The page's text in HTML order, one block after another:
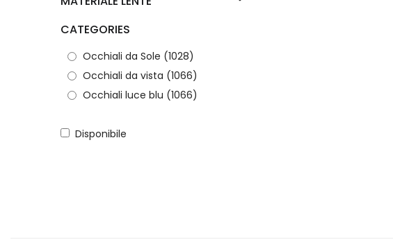
CATEGORIES
Occhiali da Sole (1028)
Occhiali da vista (1066)
Occhiali luce blu (1066)
Disponibile